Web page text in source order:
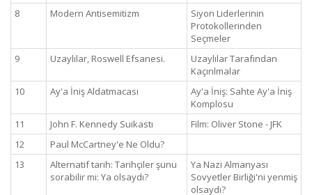
8
Modern Antisemitizm
Siyon Liderlerinin
Protokollerinden
Seçmeler
9
Uzaylılar, Roswell Efsanesi.
Uzaylılar Tarafından
Kaçırılmalar
10
Ay'a İniş Aldatmacası
Ay'a İniş: Sahte Ay'a İniş
Komplosu
11
John F. Kennedy Suikastı
Film: Oliver Stone - JFK
12
Paul McCartney'e Ne Oldu?
13
Alternatif tarih: Tarihçiler şunu
sorabilir mi: Ya olsaydı?
Ya Nazi Almanyası
Sovyetler Birliği'ni yenmiş
olsaydı?